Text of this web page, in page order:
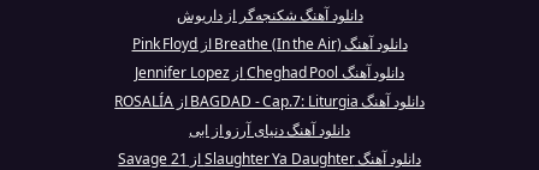
دانلود آهنگ شکنجه‌گر از داریوش
دانلود آهنگ Breathe (In the Air) از Pink Floyd
دانلود آهنگ Cheghad Pool از Jennifer Lopez
دانلود آهنگ BAGDAD - Cap.7: Liturgia از ROSALÍA
دانلود آهنگ دنیای آرزو از ابی
دانلود آهنگ Slaughter Ya Daughter از 21 Savage